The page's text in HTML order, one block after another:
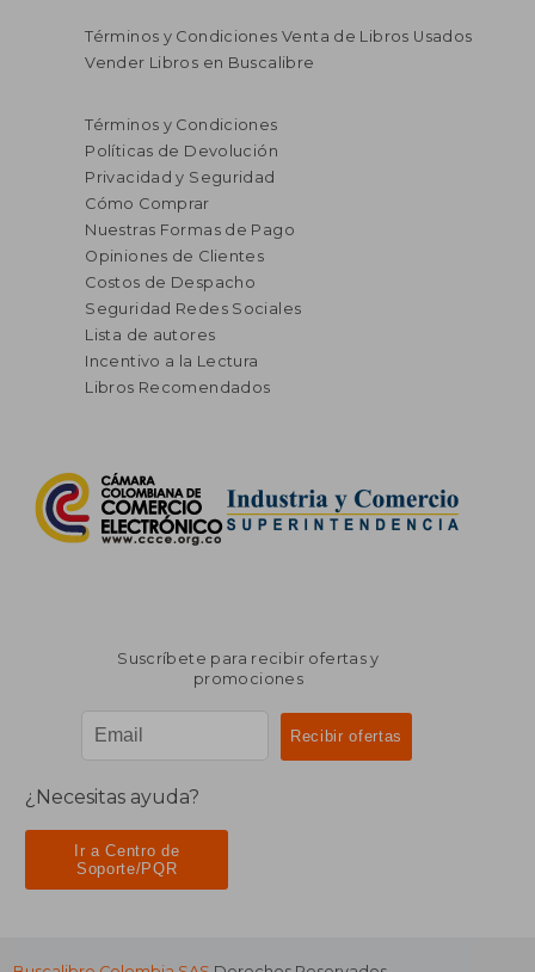
Términos y Condiciones Venta de Libros Usados
Vender Libros en Buscalibre
Términos y Condiciones
Políticas de Devolución
Privacidad y Seguridad
Cómo Comprar
Nuestras Formas de Pago
Opiniones de Clientes
Costos de Despacho
Seguridad Redes Sociales
Lista de autores
Incentivo a la Lectura
Libros Recomendados
Suscríbete para recibir ofertas y
promociones
¿Necesitas ayuda?
Ir a Centro de
Soporte/PQR